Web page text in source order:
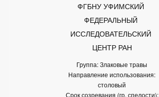
ФГБНУ УФИМСКИЙ
ФЕДЕРАЛЬНЫЙ
ИССЛЕДОВАТЕЛЬСКИЙ
ЦЕНТР РАН
Группа: Злаковые травы
Направление использования:
столовый
Срок созревания (гр. спелости):